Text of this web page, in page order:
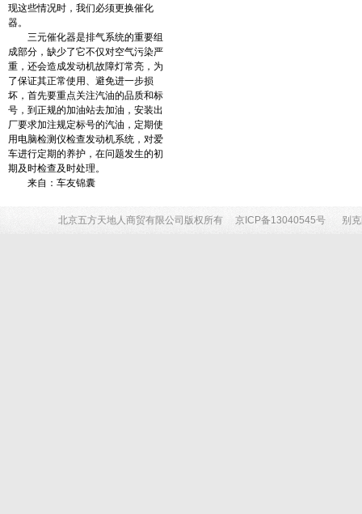
现这些情况时，我们必须更换催化
器。
三元催化器是排气系统的重要组
成部分，缺少了它不仅对空气污染严
重，还会造成发动机故障灯常亮，为
了保证其正常使用、避免进一步损
坏，首先要重点关注汽油的品质和标
号，到正规的加油站去加油，安装出
厂要求加注规定标号的汽油，定期使
用电脑检测仪检查发动机系统，对爱
车进行定期的养护，在问题发生的初
期及时检查及时处理。
来自：车友锦囊
北京五方天地人商贸有限公司版权所有 京ICP备13040545号 别